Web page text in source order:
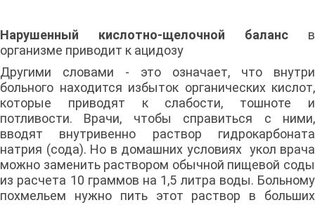
Нарушенный кислотно-щелочной баланс в
организме приводит к ацидозу
Другими словами - это означает, что внутри
больного находится избыток органических кислот,
которые приводят к слабости, тошноте и
потливости. Врачи, чтобы справиться с ними,
вводят внутривенно раствор гидрокарбоната
натрия (сода). Но в домашних условиях укол врача
можно заменить раствором обычной пищевой соды
из расчета 10 граммов на 1,5 литра воды. Больному
похмельем нужно пить этот раствор в больших